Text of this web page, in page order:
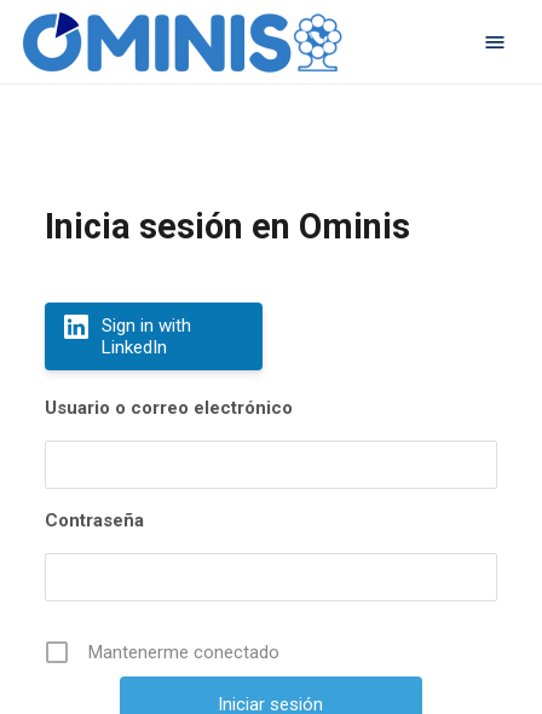
Inicia sesión en Ominis
Sign in with
LinkedIn
Usuario o correo electrónico
Contraseña
Mantenerme conectado